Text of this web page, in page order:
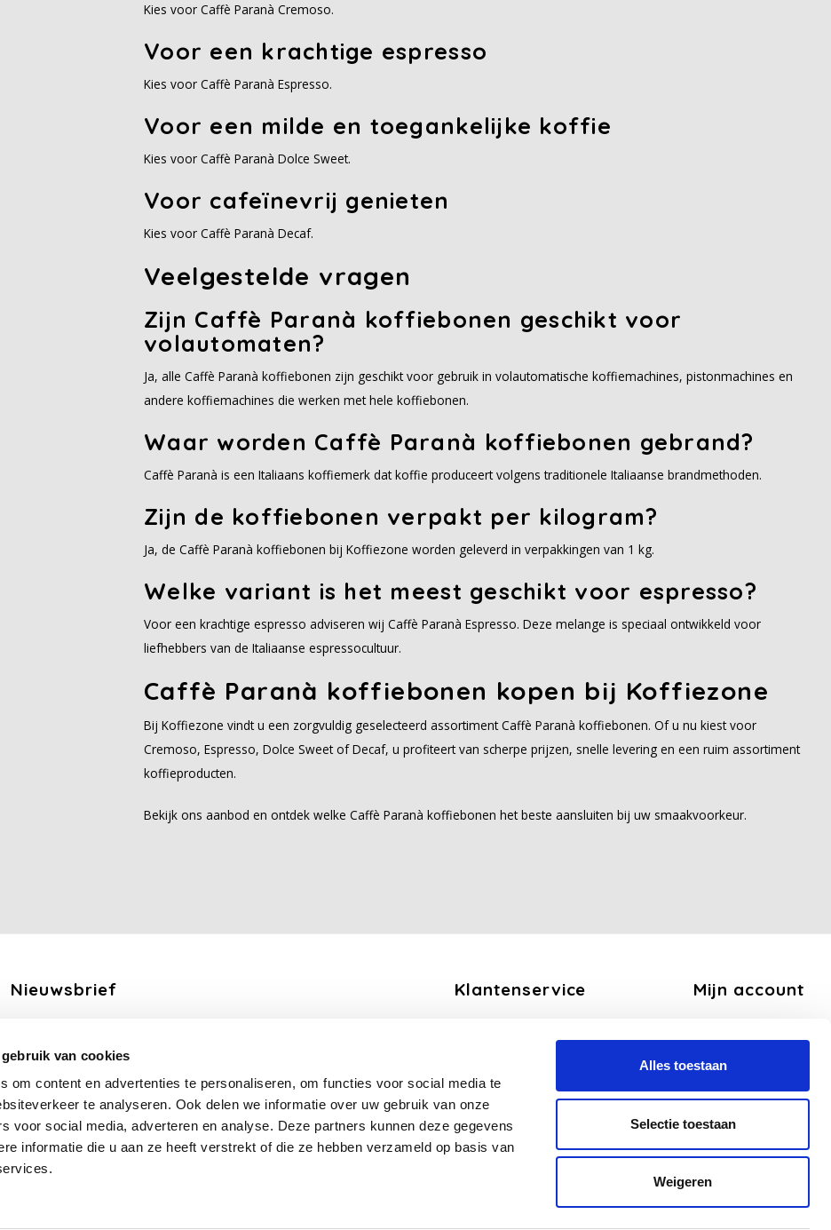
van cookies
om content en advertenties te personaliseren, om functies voor social media te
te analyseren. Ook delen we informatie over uw gebruik van onze
voor social media, adverteren en analyse. Deze partners kunnen deze gegevens
informatie die u aan ze heeft verstrekt of die ze hebben verzameld op basis van
Alles toestaan
Selectie toestaan
Weigeren
Kies voor Caffè Paranà Cremoso.
Voor een krachtige espresso
Kies voor Caffè Paranà Espresso.
Voor een milde en toegankelijke koffie
Kies voor Caffè Paranà Dolce Sweet.
Voor cafeïnevrij genieten
Kies voor Caffè Paranà Decaf.
Veelgestelde vragen
Zijn Caffè Paranà koffiebonen geschikt voor
volautomaten?
Ja, alle Caffè Paranà koffiebonen zijn geschikt voor gebruik in volautomatische koffiemachines, pistonmachines en
andere koffiemachines die werken met hele koffiebonen.
Waar worden Caffè Paranà koffiebonen gebrand?
Caffè Paranà is een Italiaans koffiemerk dat koffie produceert volgens traditionele Italiaanse brandmethoden.
Zijn de koffiebonen verpakt per kilogram?
Ja, de Caffè Paranà koffiebonen bij Koffiezone worden geleverd in verpakkingen van 1 kg.
Welke variant is het meest geschikt voor espresso?
Voor een krachtige espresso adviseren wij Caffè Paranà Espresso. Deze melange is speciaal ontwikkeld voor
liefhebbers van de Italiaanse espressocultuur.
Caffè Paranà koffiebonen kopen bij Koffiezone
Bij Koffiezone vindt u een zorgvuldig geselecteerd assortiment Caffè Paranà koffiebonen. Of u nu kiest voor
Cremoso, Espresso, Dolce Sweet of Decaf, u profiteert van scherpe prijzen, snelle levering en een ruim assortiment
koffieproducten.
Bekijk ons aanbod en ontdek welke Caffè Paranà koffiebonen het beste aansluiten bij uw smaakvoorkeur.
Nieuwsbrief
Volg ons
Klantenservice
Betaalmethoden
Verzend en Retourbeleid
Mijn account
Mijn tickets
Mijn verlanglijst